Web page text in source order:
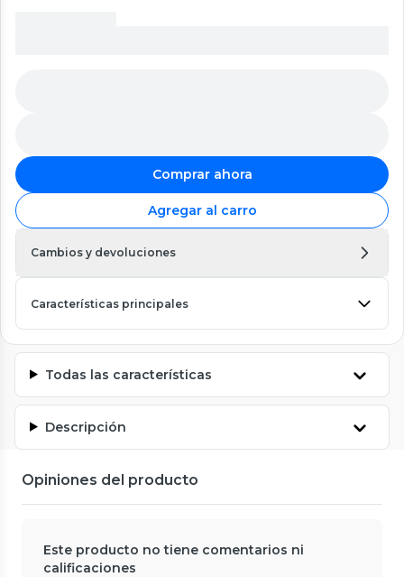
Comprar ahora
Agregar al carro
Cambios y devoluciones
Características principales
Todas las características
Descripción
Opiniones del producto
Este producto no tiene comentarios ni
calificaciones